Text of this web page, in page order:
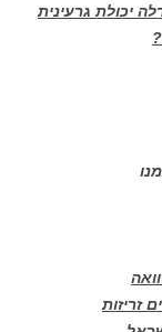
יכולת גרעינית
זריזות